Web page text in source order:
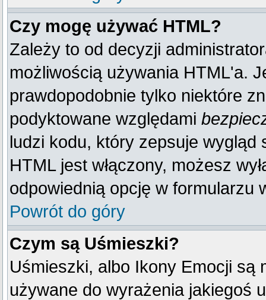
Czy mogę używać HTML?
Zależy to od decyzji
możliwością używania HTML'a.
prawdopodobnie tylko niektóre
podyktowane względami
ludzi kodu, który zepsuje wygląd
HTML jest włączony, możesz
odpowiednią opcję w formularzu
Powrót do góry
Czym są Uśmieszki?
Uśmieszki, albo Ikony Emocji są
używane do wyrażenia jakiegoś